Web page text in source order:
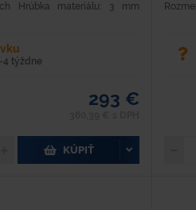
Hrúbka materiálu: 3 mm
4 týždne
293 €
KÚPIŤ